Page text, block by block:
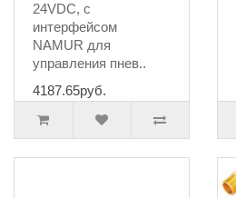
24VDC, с
интерфейсом
NAMUR для
управления пнев..
4187.65руб.